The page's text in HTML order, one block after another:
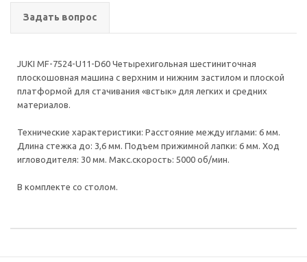
Задать вопрос
JUKI MF-7524-U11-D60 Четырехигольная шестиниточная
плоскошовная машина с верхним и нижним застилом и плоской
платформой для стачивания «встык» для легких и средних
материалов.
Технические характеристики: Расстояние между иглами: 6 мм.
Длина стежка до: 3,6 мм. Подъем прижимной лапки: 6 мм. Ход
игловодителя: 30 мм. Макс.скорость: 5000 об/мин.
В комплекте со столом.